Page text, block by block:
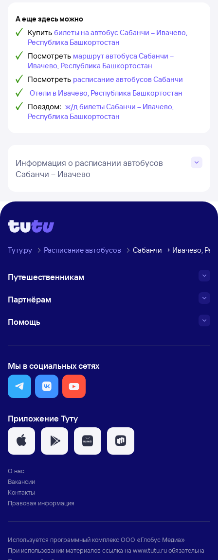
А еще здесь можно
Купить билеты на автобус Сабанчи – Ивачево,
Республика Башкортостан
Посмотреть маршрут автобуса Сабанчи –
Ивачево, Республика Башкортостан
Посмотреть расписание автобусов Сабанчи
Отели в Ивачево, Республика Башкортостан
Поездом: ж/д билеты Сабанчи – Ивачево,
Республика Башкортостан
Информация о расписании автобусов
Сабанчи – Ивачево
Туту.ру Расписание автобусов Сабанчи → Ивачево,
Путешественникам
Партнёрам
Помощь
Мы в социальных сетях
Приложение Туту
О нас
Вакансии
Контакты
Правовая информация
Используется программный комплексООО «Глобус Медиа»
При использовании материалов ссылка на www.tutu.ruобязательна